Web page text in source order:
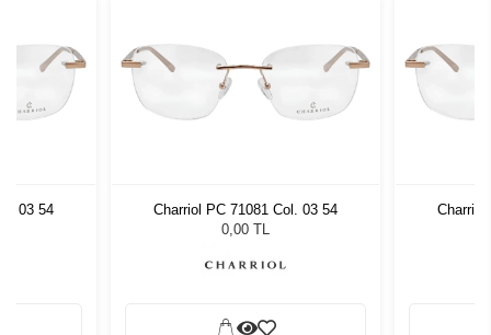
03 54
Charriol PC 71081 Col. 03 54
0,00 TL
Charriol